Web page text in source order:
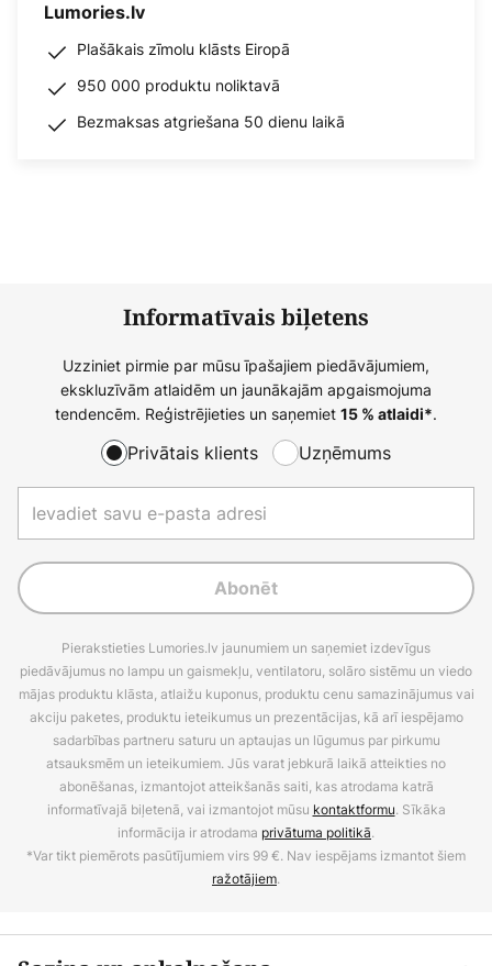
Lumories.lv
Plašākais zīmolu klāsts Eiropā
950 000 produktu noliktavā
Bezmaksas atgriešana 50 dienu laikā
Informatīvais biļetens
Uzziniet pirmie par mūsu īpašajiem piedāvājumiem,
ekskluzīvām atlaidēm un jaunākajām apgaismojuma
tendencēm. Reģistrējieties un saņemiet 15 % atlaidi*.
Privātais klients Uzņēmums
Abonēt
Pierakstieties Lumories.lv jaunumiem un saņemiet izdevīgus
piedāvājumus no lampu un gaismekļu, ventilatoru, solāro sistēmu un viedo
mājas produktu klāsta, atlaižu kuponus, produktu cenu samazinājumus vai
akciju paketes, produktu ieteikumus un prezentācijas, kā arī iespējamo
sadarbības partneru saturu un aptaujas un lūgumus par pirkumu
atsauksmēm un ieteikumiem. Jūs varat jebkurā laikā atteikties no
abonēšanas, izmantojot atteikšanās saiti, kas atrodama katrā
informatīvajā biļetenā, vai izmantojot mūsu kontaktformu. Sīkāka
informācija ir atrodama privātuma politikā.
*Var tikt piemērots pasūtījumiem virs 99 €. Nav iespējams izmantot šiem
ražotājiem.